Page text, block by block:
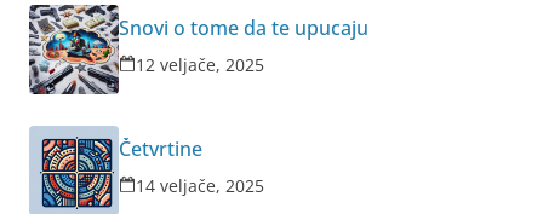
Snovi o tome da te upucaju
12 veljače, 2025
Četvrtine
14 veljače, 2025